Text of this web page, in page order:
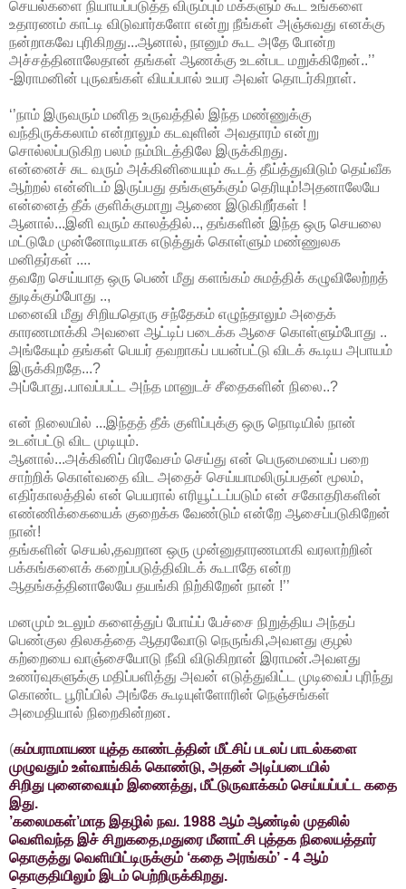
செயல்களை நியாயப்படுத்த விரும்பும் மக்களும் கூட உங்களை
உதாரணம் காட்டி விடுவார்களோ என்று நீங்கள் அஞ்சுவது எனக்கு
நன்றாகவே புரிகிறது...ஆனால், நானும் கூட அதே போன்ற
அச்சத்தினாலேதான் தங்கள் ஆணக்கு உடன்பட மறுக்கிறேன்..’’
-இராமனின் புருவங்கள் வியப்பால் உயர அவள் தொடர்கிறாள்.
‘’நாம் இருவரும் மனித உருவத்தில் இந்த மண்ணுக்கு
வந்திருக்கலாம் என்றாலும் கடவுளின் அவதாரம் என்று
சொல்லப்படுகிற பலம் நம்மிடத்திலே இருக்கிறது.
என்னைச் சுட வரும் அக்கினியையும் கூடத் தீய்த்துவிடும் தெய்வீக
ஆற்றல் என்னிடம் இருப்பது தங்களுக்கும் தெரியும்!அதனாலேயே
என்னைத் தீக் குளிக்குமாறு ஆணை இடுகிறீர்கள் !
ஆனால்...இனி வரும் காலத்தில்.., தங்களின் இந்த ஒரு செயலை
மட்டுமே முன்னோடியாக எடுத்துக் கொள்ளும் மண்ணுலக
மனிதர்கள் ....
தவறே செய்யாத ஒரு பெண் மீது களங்கம் சுமத்திக் கழுவிலேற்றத்
துடிக்கும்போது ..,
மனைவி மீது சிறியதொரு சந்தேகம் எழுந்தாலும் அதைக்
காரணமாக்கி அவளை ஆட்டிப் படைக்க ஆசை கொள்ளும்போது ..
அங்கேயும் தங்கள் பெயர் தவறாகப் பயன்பட்டு விடக் கூடிய அபாயம்
இருக்கிறதே...?
அப்போது..பாவப்பட்ட அந்த மானுடச் சீதைகளின் நிலை..?
என் நிலையில் ...இந்தத் தீக் குளிப்புக்கு ஒரு நொடியில் நான்
உடன்பட்டு விட முடியும்.
ஆனால்...அக்கினிப் பிரவேசம் செய்து என் பெருமையைப் பறை
சாற்றிக் கொள்வதை விட அதைச் செய்யாமலிருப்பதன் மூலம்,
எதிர்காலத்தில் என் பெயரால் எரியூட்டப்படும் என் சகோதரிகளின்
எண்ணிக்கையைக் குறைக்க வேண்டும் என்றே ஆசைப்படுகிறேன்
நான்!
தங்களின் செயல்,தவறான ஒரு முன்னுதாரணமாகி வரலாற்றின்
பக்கங்களைக் கறைப்படுத்திவிடக் கூடாதே என்ற
ஆதங்கத்தினாலேயே தயங்கி நிற்கிறேன் நான் !’’
மனமும் உடலும் களைத்துப் போய்ப் பேச்சை நிறுத்திய அந்தப்
பெண்குல திலகத்தை ஆதரவோடு நெருங்கி,அவளது குழல்
கற்றையை வாஞ்சையோடு நீவி விடுகிறான் இராமன்.அவளது
உணர்வுகளுக்கு மதிப்பளித்து அவன் எடுத்துவிட்ட முடிவைப் புரிந்து
கொண்ட பூரிப்பில் அங்கே கூடியுள்ளோரின் நெஞ்சங்கள்
அமைதியால் நிறைகின்றன.
(கம்பராமாயண யுத்த காண்டத்தின் மீட்சிப் படலப் பாடல்களை
முழுவதும் உள்வாங்கிக் கொண்டு, அதன் அடிப்படையில்
சிறிது புனைவையும் இணைத்து, மீட்டுருவாக்கம் செய்யப்பட்ட கதை
இது.
’கலைமகள்’மாத இதழில் நவ. 1988 ஆம் ஆண்டில் முதலில்
வெளிவந்த இச் சிறுகதை,மதுரை மீனாட்சி புத்தக நிலையத்தார்
தொகுத்து வெளியிட்டிருக்கும் ‘கதை அரங்கம்’ - 4 ஆம்
தொகுதியிலும் இடம் பெற்றிருக்கிறது.